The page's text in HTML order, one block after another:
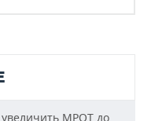
МРОТ до